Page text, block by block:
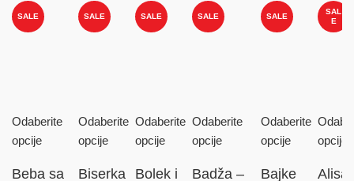
SALE
Odaberite
opcije
Beba sa
SALE
Odaberite
opcije
Biserka
SALE
Odaberite
opcije
Bolek i
SALE
Odaberite
opcije
Badža –
SALE
Odaberite
opcije
Bajke
SAL
E
opcije
Alisa